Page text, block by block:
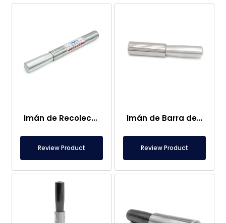
Imán de Recolección de Muestras Ø32×150 mm con Mango de Acero Inoxidable
Review Product
Imán de Barra de Neodimio Ø32×90 mm con Mango de Acero Inoxidable
Review Product